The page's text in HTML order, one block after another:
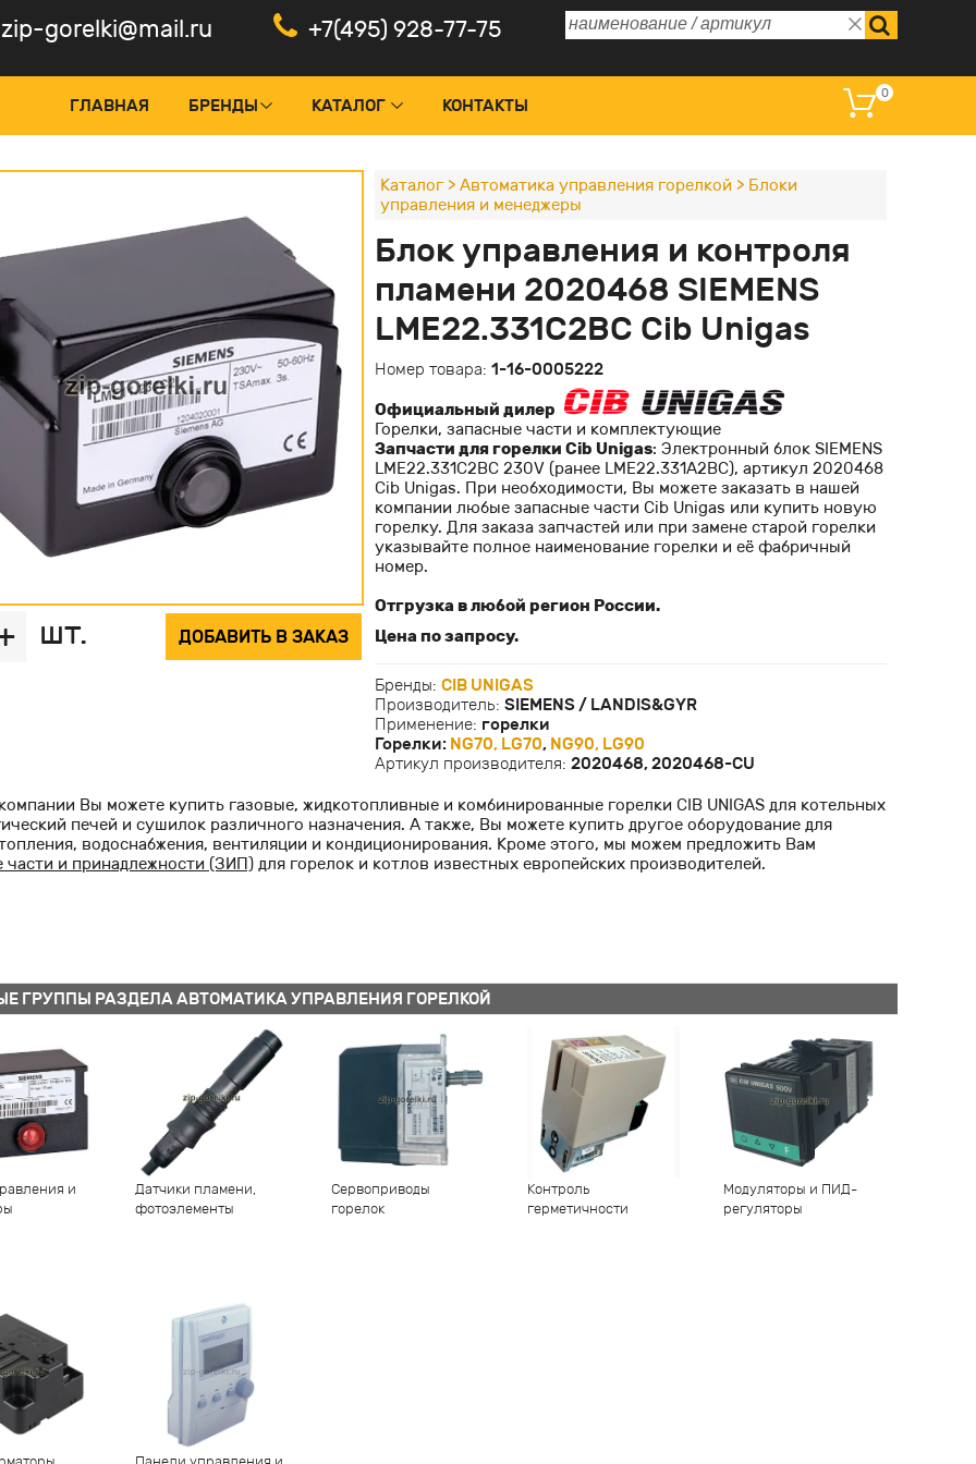
zip-gorelki@mail.ru +7(495) 928-77-75
ГЛАВНАЯ БРЕНДЫ КАТАЛОГ
пламени, фотоэлементы
горелок
герметичности
и ПИД-регуляторы
поджига
управления горелкой
Панели управления и дисплеи
Электромагнитные катушки
Частотные преобразователи
Электроклапаны регулирующие
КОНТАКТЫ
0
шт. ДОБАВИТЬ В ЗАКАЗ
Каталог> Автоматика управления горелкой > Блоки
управления и менеджеры
Блок управления и контроля
пламени 2020468 SIEMENS
LME22.331С2ВС Cib Unigas
Номер товара: 1-16-0005222
Официальный дилер
Горелки, запасные части и комплектующие
Запчасти для горелки Cib Unigas: Электронный блок SIEMENS
LME22.331С2ВС 230V (ранее LME22.331А2ВС), артикул 2020468
Cib Unigas. При необходимости, Вы можете заказать в нашей
компании любые запасные части Cib Unigas или купить новую
горелку. Для заказа запчастей или при замене старой горелки
указывайте полное наименование горелки и её фабричный
номер.
Отгрузка в любой регион России.
Цена по запросу.
Бренды: CIB UNIGAS
Производитель: SIEMENS / LANDIS&GYR
Применение: горелки
Горелки: NG70, LG70, NG90, LG90
Артикул производителя: 2020468, 2020468-CU
Вы можете купить газовые, жидкотопливные и комбинированные горелки CIB UNIGAS для котельных
печей и сушилок различного назначения. А также, Вы можете купить другое оборудование для
водоснабжения, вентиляции и кондиционирования. Кроме этого, мы можем предложить Вам
части и принадлежности (ЗИП) для горелок и котлов известных европейских производителей.
ГРУППЫ РАЗДЕЛА АВТОМАТИКА УПРАВЛЕНИЯ ГОРЕЛКОЙ
и
Датчики пламени,
фотоэлементы
Сервоприводы
горелок
Контроль
герметичности
Модуляторы и ПИД-
регуляторы